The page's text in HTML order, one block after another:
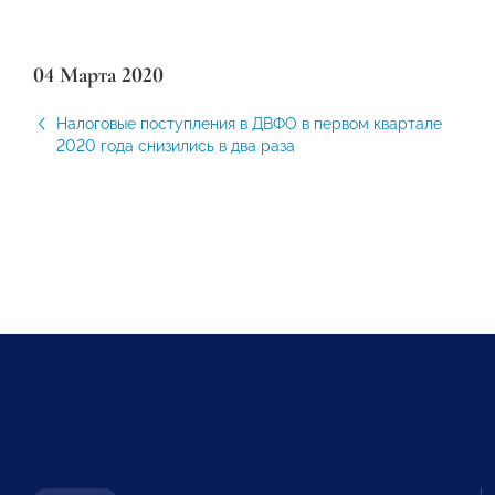
04 Марта 2020
Налоговые поступления в ДВФО в первом квартале
2020 года снизились в два раза